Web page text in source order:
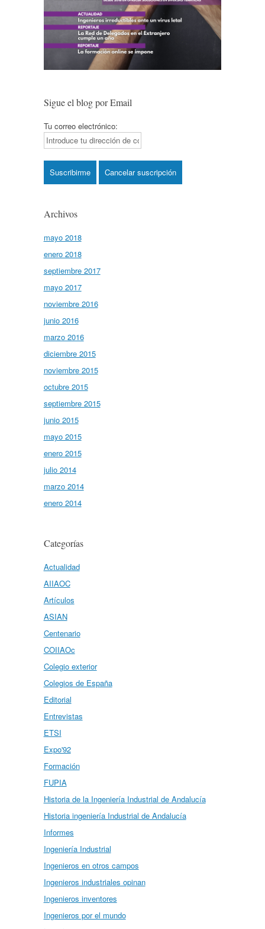
Sigue el blog por Email
Tu correo electrónico:
Archivos
mayo 2018
enero 2018
septiembre 2017
mayo 2017
noviembre 2016
junio 2016
marzo 2016
diciembre 2015
noviembre 2015
octubre 2015
septiembre 2015
junio 2015
mayo 2015
enero 2015
julio 2014
marzo 2014
enero 2014
Categorías
Actualidad
AIIAOC
Artículos
ASIAN
Centenario
COIIAOc
Colegio exterior
Colegios de España
Editorial
Entrevistas
ETSI
Expo'92
Formación
FUPIA
Historia de la Ingeniería Industrial de Andalucía
Historia ingeniería Industrial de Andalucía
Informes
Ingeniería Industrial
Ingenieros en otros campos
Ingenieros industriales opinan
Ingenieros inventores
Ingenieros por el mundo